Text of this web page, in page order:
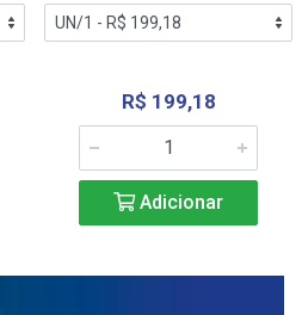
R$ 199,18
Adicionar